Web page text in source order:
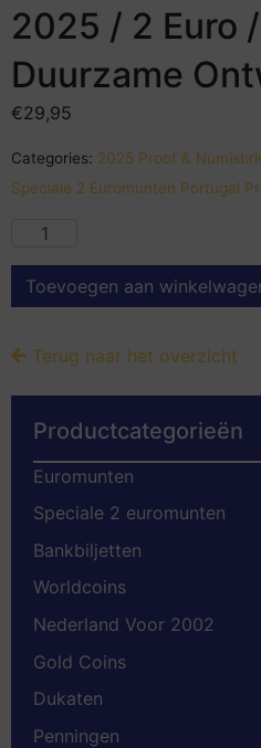
2025 / 2 Euro
Duurzame
€29,95
Categories: 2025 Proof &
Speciale 2 Euromunten Portugal
Toevoegen aan
Terug naar het overzicht
Productcategorieën
Euromunten
Speciale 2 euromunten
Bankbiljetten
Worldcoins
Nederland Voor 2002
Gold Coins
Dukaten
Penningen